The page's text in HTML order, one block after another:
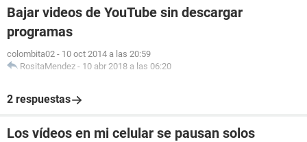
Bajar videos de YouTube sin descargar
programas
colombita02 - 10 oct 2014 a las 20:59
RositaMendez - 10 abr 2018 a las 06:20
2 respuestas
Los vídeos en mi celular se pausan solos